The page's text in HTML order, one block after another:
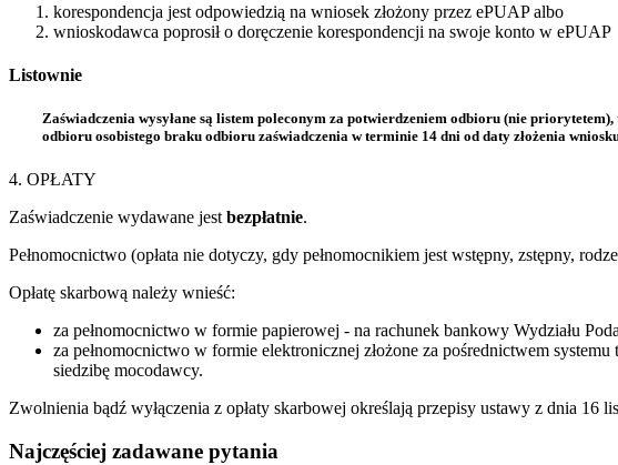
korespondencja jest odpowiedzią na wniosek złożony przez ePUAP albo
wnioskodawca poprosił o doręczenie korespondencji na swoje konto w ePUAP
Listownie
Zaświadczenia wysyłane są listem poleconym za potwierdzeniem odbioru (nie
odbioru osobistego braku odbioru zaświadczenia w terminie 14 dni od daty złożenia
4. OPŁATY
Zaświadczenie wydawane jest bezpłatnie.
Pełnomocnictwo (opłata nie dotyczy, gdy pełnomocnikiem jest wstępny, zstępny,
Opłatę skarbową należy wnieść:
za pełnomocnictwo w formie papierowej - na rachunek bankowy Wydziału
za pełnomocnictwo w formie elektronicznej złożone za pośrednictwem
siedzibę mocodawcy.
Zwolnienia bądź wyłączenia z opłaty skarbowej określają przepisy ustawy z dnia 16
Najczęściej zadawane pytania